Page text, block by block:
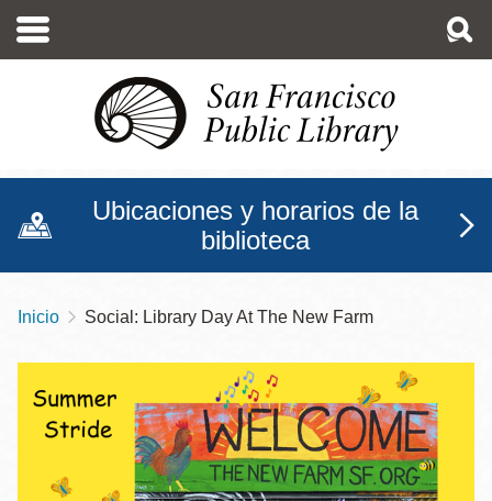
contenido
Ubicaciones y horarios de la
biblioteca
Sobrescribir
enlaces
de
ayuda
Inicio Social: Library Day At The New Farm